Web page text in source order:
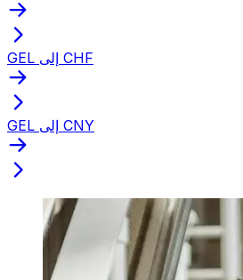
GEL إلى CHF
GEL إلى CNY